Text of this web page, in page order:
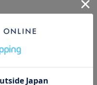
いに入荷！当社100周年を記
モデルや大人気モデルまで揃
ナップ！